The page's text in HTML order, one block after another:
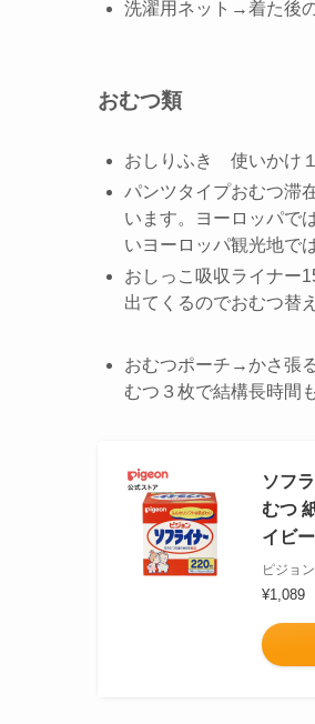
洗濯用ネット→着た後
おむつ類
おしりふき 使いかけ
パンツタイプおむつ滞
います。ヨーロッパで
いヨーロッパ観光地で
おしっこ吸収ライナー
出てくるのでおむつ替
おむつポーチ→かさ張
むつ３枚で結構長時間
ソフ
むつ
イビ
ピジョ
¥1,089